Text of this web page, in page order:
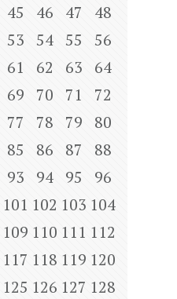
45 46 47
48
53 54 55
56
61 62 63
64
69 70 71
72
77 78 79
80
85 86 87
88
93 94 95
96
101 102 103 104
109 110 111 112
117 118 119 120
125 126 127 128